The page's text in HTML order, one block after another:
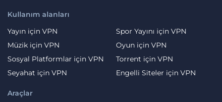
Kullanım alanları
Yayın için VPN
Spor Yayını için VPN
Müzik için VPN
Oyun için VPN
Sosyal Platformlar için VPN
Torrent için VPN
Seyahat için VPN
Engelli Siteler için VPN
Araçlar